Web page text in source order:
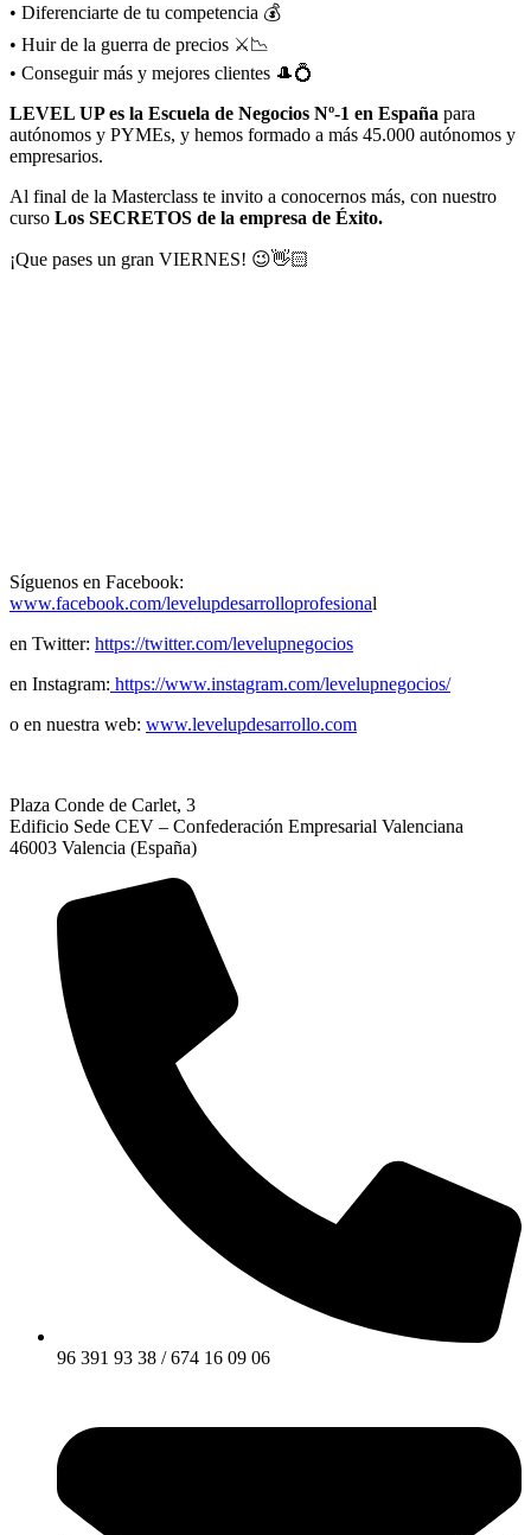
• Diferenciarte de tu competencia 💰
• Huir de la guerra de precios ⚔️📉
• Conseguir más y mejores clientes 🎩💍
LEVEL UP es la Escuela de Negocios Nº-1 en España para
autónomos y PYMEs, y hemos formado a más 45.000 autónomos y
empresarios.
Al final de la Masterclass te invito a conocernos más, con nuestro
curso Los SECRETOS de la empresa de Éxito.
¡Que pases un gran VIERNES! 😉👋🏻
Síguenos en Facebook:
www.facebook.com/levelupdesarrolloprofesional
en Twitter: https://twitter.com/levelupnegocios
en Instagram: https://www.instagram.com/levelupnegocios/
o en nuestra web: www.levelupdesarrollo.com
Plaza Conde de Carlet, 3
Edificio Sede CEV – Confederación Empresarial Valenciana
46003 Valencia (España)
96 391 93 38 / 674 16 09 06